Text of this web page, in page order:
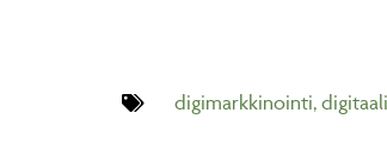
digimarkkinointi,